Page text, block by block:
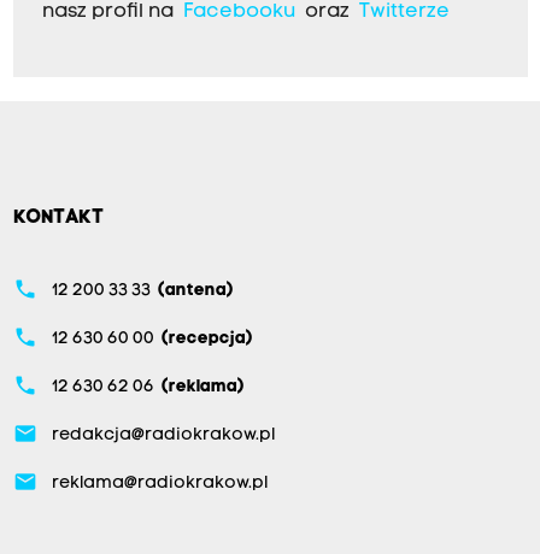
nasz profil na
Facebookuoraz Twitterze
KONTAKT
phone 12 200 33 33 (antena)
phone 12 630 60 00 (recepcja)
phone 12 630 62 06 (reklama)
email redakcja@radiokrakow.pl
email reklama@radiokrakow.pl